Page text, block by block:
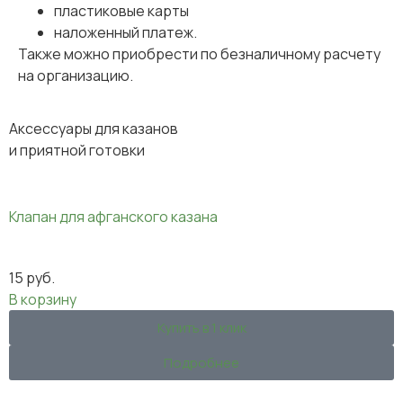
пластиковые карты
наложенный платеж.
Также можно приобрести по безналичному расчету
на организацию.
Аксессуары для казанов
и приятной готовки
Клапан для афганского казана
15 руб.
В корзину
Купить в 1 клик
Подробнее